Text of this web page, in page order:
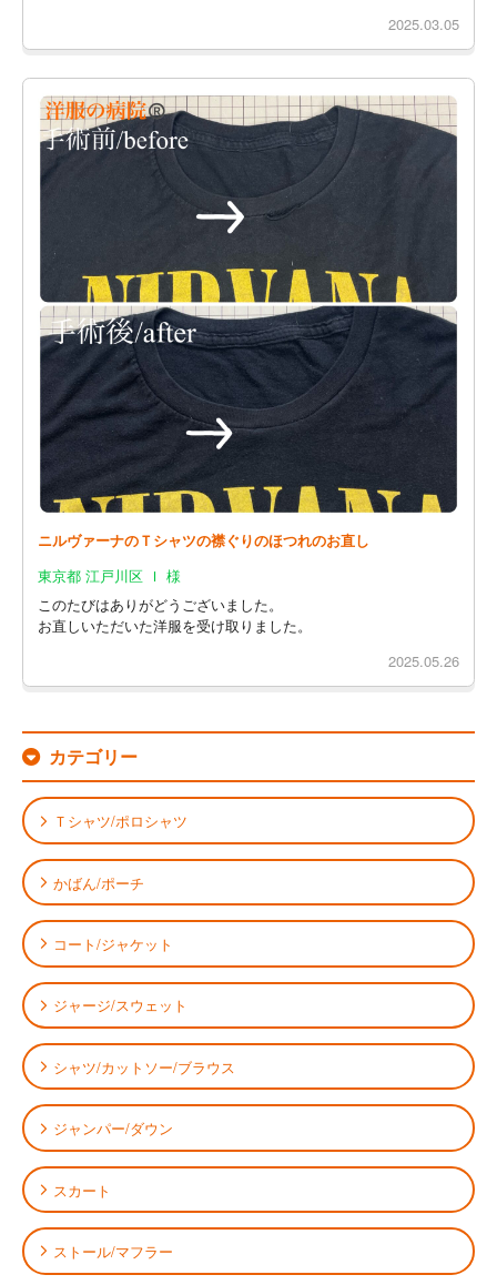
2025.03.05
ニルヴァーナのＴシャツの襟ぐりのほつれのお直し
東京都 江戸川区 Ｉ 様
このたびはありがどうございました。
お直しいただいた洋服を受け取りました。
2025.05.26
カテゴリー
Ｔシャツ/ポロシャツ
かばん/ポーチ
コート/ジャケット
ジャージ/スウェット
シャツ/カットソー/ブラウス
ジャンパー/ダウン
スカート
ストール/マフラー